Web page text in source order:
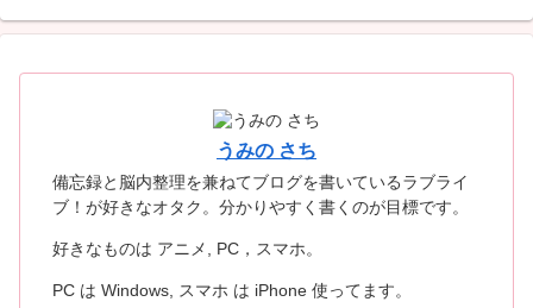
うみの さち
備忘録と脳内整理を兼ねてブログを書いているラブライ
ブ！が好きなオタク。分かりやすく書くのが目標です。
好きなものは アニメ, PC，スマホ。
PC は Windows, スマホ は iPhone 使ってます。